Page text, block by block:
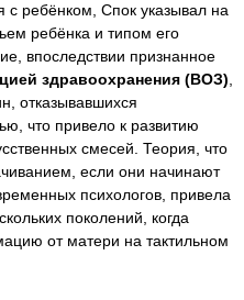
ребёнком, Спок указывал на
ребёнка и типом его
впоследствии признанное
здравоохранения (ВОЗ)
отказывавшихся
что привело к развитию
смесей. Теория, что
если они начинают
психологов, привела
поколений, когда
от матери на тактильном